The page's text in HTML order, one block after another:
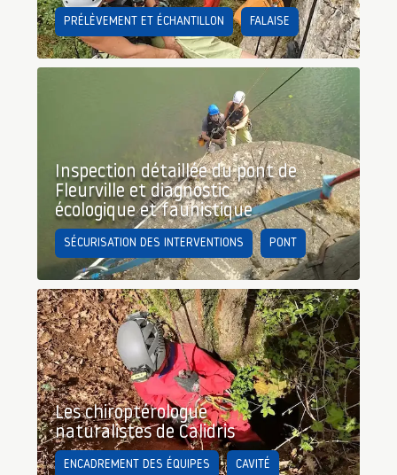
PRÉLÈVEMENT ET ÉCHANTILLON FALAISE
Inspection détaillée du pont de
Fleurville et diagnostic
écologique et faunistique
SÉCURISATION DES INTERVENTIONS PONT
Les chiroptérologue
naturalistes de Calidris
ENCADREMENT DES ÉQUIPES CAVITÉ